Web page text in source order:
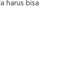
harus bisa